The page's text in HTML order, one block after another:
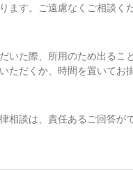
ます。ご遠慮なくご相談く
いた際、所用のため出るこ
ただくか、時間を置いてお
相談は、責任あるご回答が